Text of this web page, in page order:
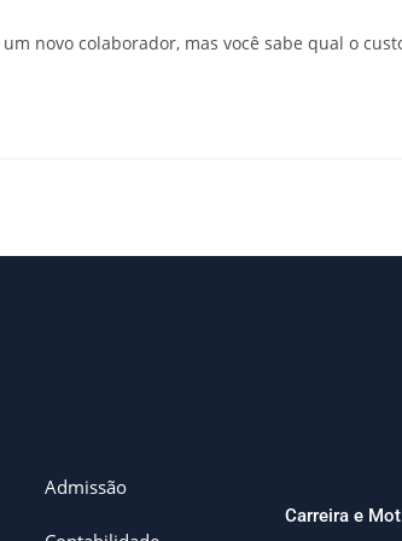
novo colaborador, mas você sabe qual o
Admissão
Carreira e